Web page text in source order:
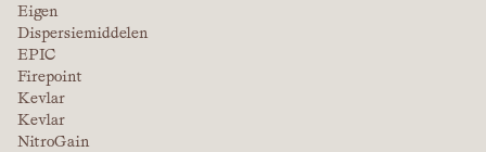
Eigen
Dispersiemiddelen
EPIC
Firepoint
Kevlar
Kevlar
NitroGain